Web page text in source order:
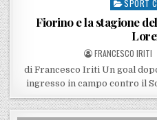
Posted in
SPORT
Fiorino e la stagione
POSTED BY
FRANCESCO IRITI
di Francesco Iriti Un goal
ingresso in campo contro il